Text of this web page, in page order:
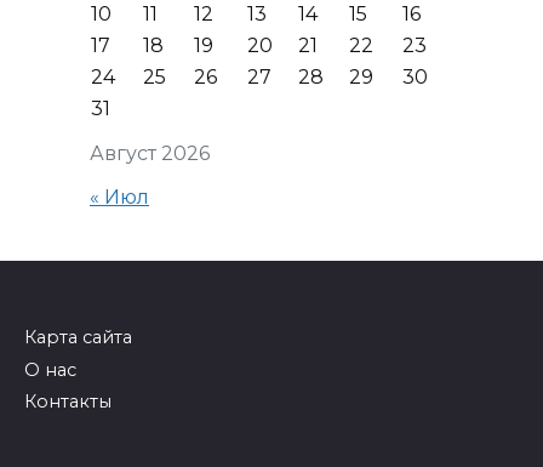
Август 2026
10
11 12 13 14 15
16
17
18 19 20 21 22
23
24
25 26 27 28 29
30
31
« Июл
Карта сайта
О нас
Контакты